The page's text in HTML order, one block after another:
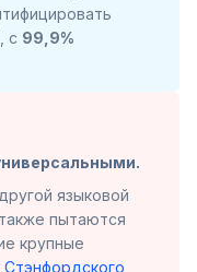
с 99,9%
языковой
пытаются
крупные